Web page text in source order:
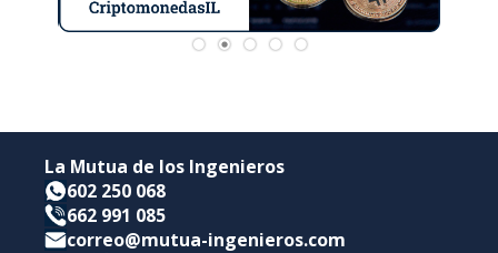
La Mutua de los Ingenieros
602 250 068
662 991 085
correo@mutua-ingenieros.com